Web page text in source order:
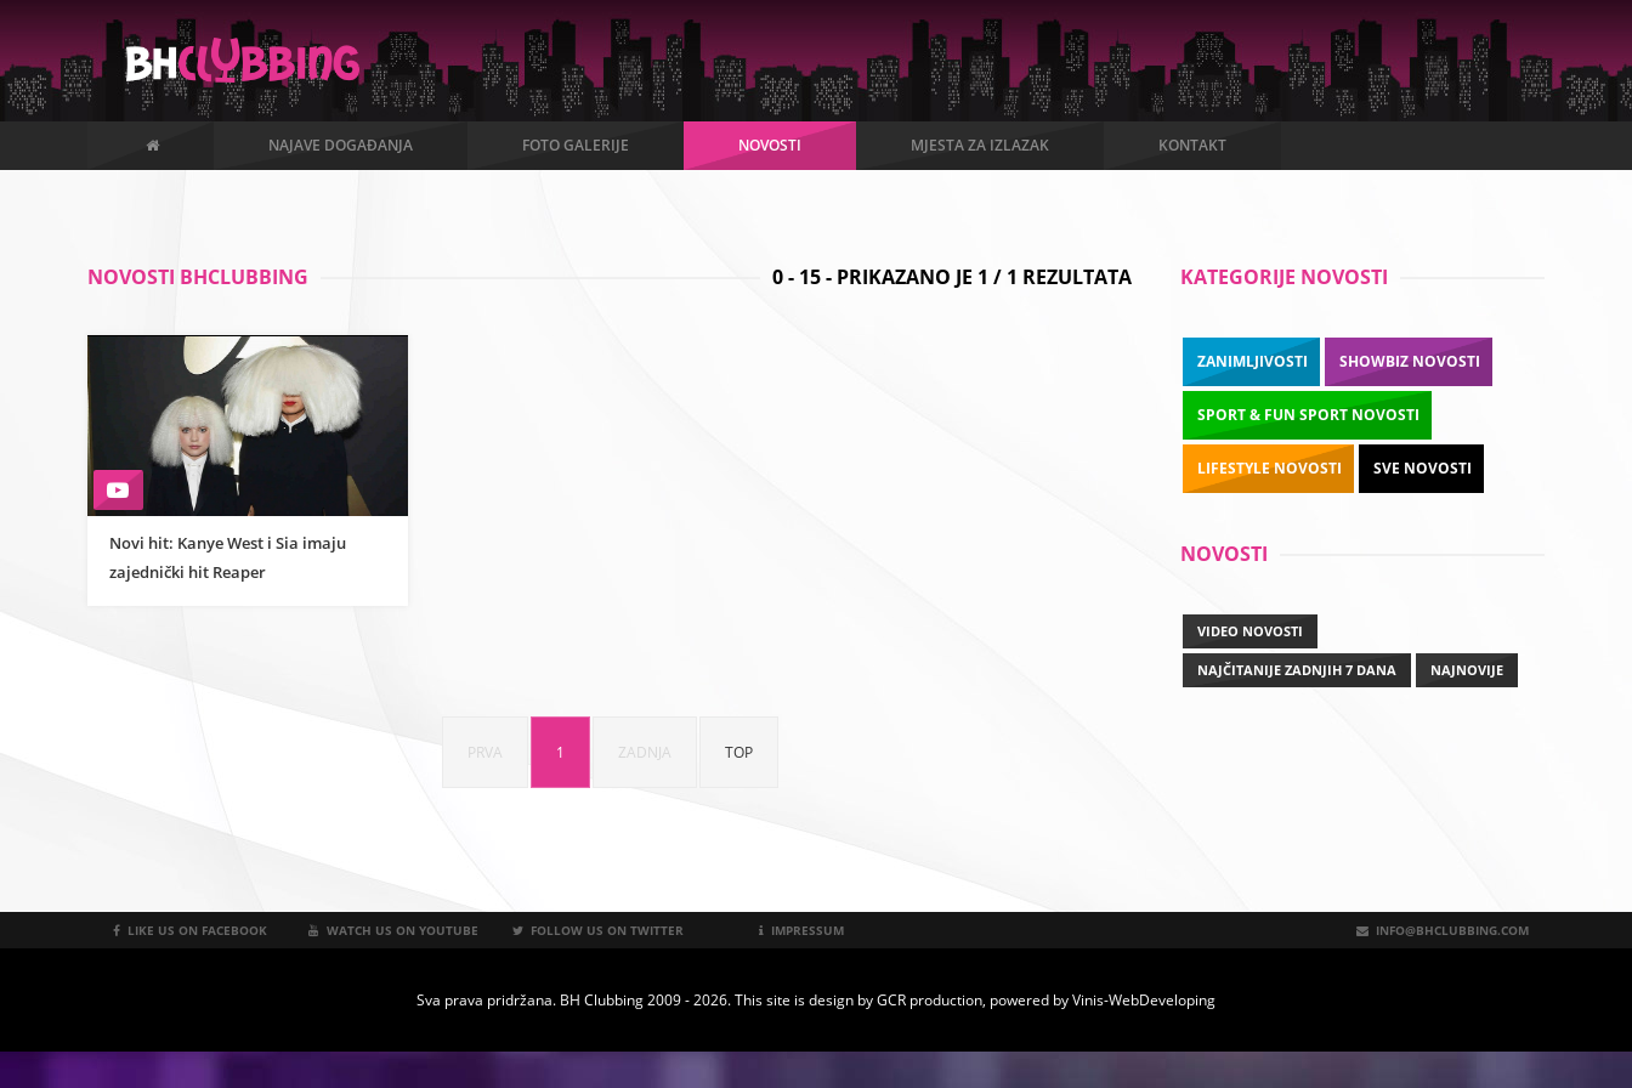
NAJAVE DOGAĐANJA FOTO GALERIJE NOVOSTI MJESTA ZA IZLAZAK KONTAKT
NOVOSTI BHCLUBBING 0- 15- PRIKAZANO JE 1 / 1 REZULTATA
Novi hit: Kanye West i Sia imaju
zajednički hit Reaper
PRVA 1 ZADNJA TOP
KATEGORIJE NOVOSTI
ZANIMLJIVOSTI SHOWBIZ NOVOSTI
SPORT & FUN SPORT NOVOSTI
LIFESTYLE NOVOSTI SVE NOVOSTI
NOVOSTI
VIDEO NOVOSTI
NAJČITANIJE ZADNJIH 7 DANA NAJNOVIJE
LIKE US ON FACEBOOK WATCH US ON YOUTUBE FOLLOW US ON TWITTER IMPRESSUM INFO@BHCLUBBING.COM
Sva prava pridržana. BH Clubbing 2009 - 2026. This site is design byGCR production, powered byVinis-WebDeveloping